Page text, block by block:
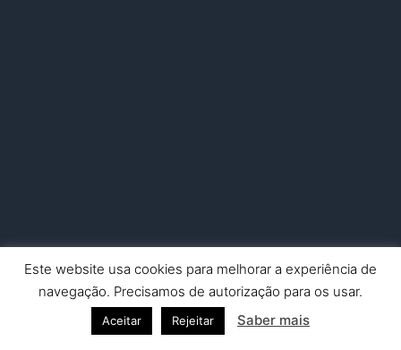
Copyright © 2026 Nuno Picado Fotografia | Powered byAstra
WordPress Theme
Este website usa cookies para melhorar a experiência de
navegação. Precisamos de autorização para os usar.
Aceitar Rejeitar Saber mais